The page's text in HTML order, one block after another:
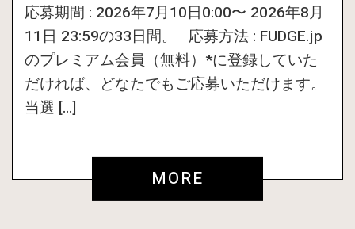
応募期間 : 2026年7月10日0:00〜 2026年8月
11日 23:59の33日間。 応募方法 : FUDGE.jp
のプレミアム会員（無料）*に登録していた
だければ、どなたでもご応募いただけます。
当選 […]
MORE